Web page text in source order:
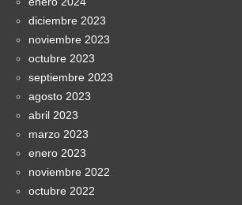
diciembre 2023
noviembre 2023
octubre 2023
septiembre 2023
agosto 2023
abril 2023
marzo 2023
enero 2023
noviembre 2022
octubre 2022